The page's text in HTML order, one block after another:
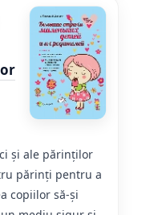
și ale părinților
părinți pentru a
copiilor să-și